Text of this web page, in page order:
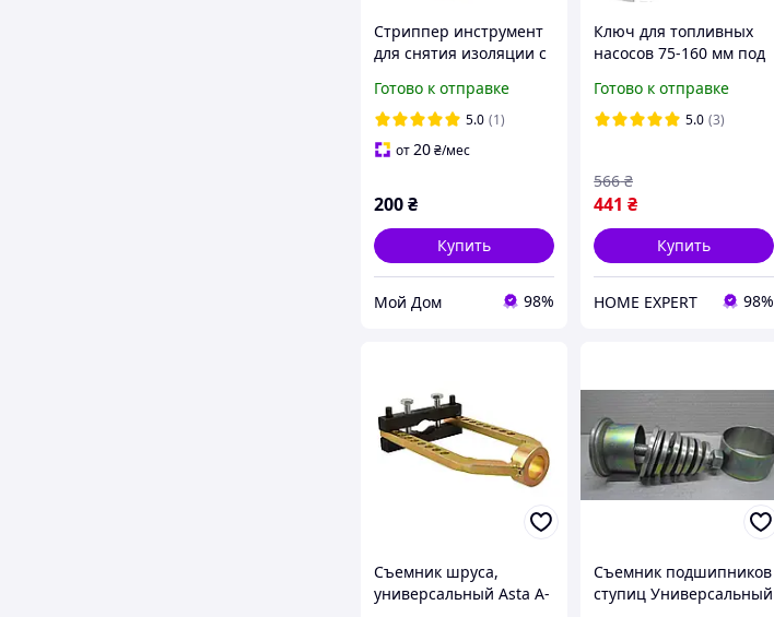
Стриппер инструмент
для снятия изоляции с
регулируемыми
ножами
Готово к отправке
5.0 (1)
от20₴/мес
200₴
Купить
Мой Дом 98%
Ключ для топливных
насосов 75-160 мм под
G02552
Готово к отправке
5.0 (3)
441 ₴
566 ₴
Купить
HOME EXPERT 98%
Съемник шруса,
универсальный Asta A-
Съемник подшипников
ступиц Универсальный